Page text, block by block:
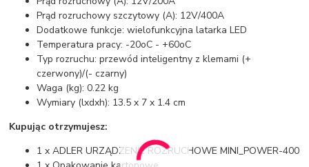
Prąd rozruchowy szczytowy (A): 12V/400A
Dodatkowe funkcje: wielofunkcyjna latarka LED
Temperatura pracy: -20oC - +60oC
Typ rozruchu: przewód inteligentny z klemami (+
czerwony)/(- czarny)
Waga (kg): 0.22 kg
Wymiary (lxdxh): 13.5 x 7 x 1.4 cm
Kupując otrzymujesz:
1 x ADLER URZĄDZENIE ROZRUCHOWE MINI_POWER-400